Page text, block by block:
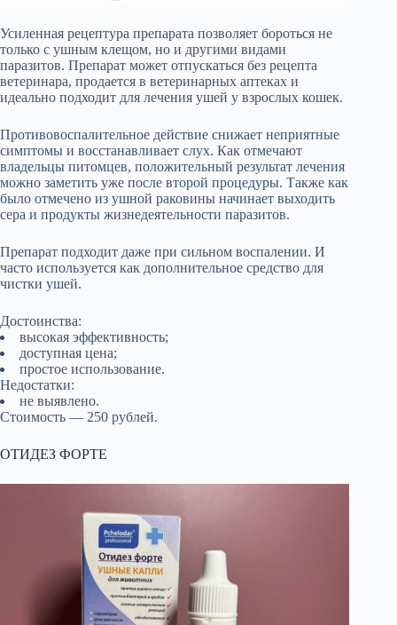
Усиленная рецептура препарата позволяет бороться не
только с ушным клещом, но и другими видами
паразитов. Препарат может отпускаться без рецепта
ветеринара, продается в ветеринарных аптеках и
идеально подходит для лечения ушей у взрослых кошек.
Противовоспалительное действие снижает неприятные
симптомы и восстанавливает слух. Как отмечают
владельцы питомцев, положительный результат лечения
можно заметить уже после второй процедуры. Также как
было отмечено из ушной раковины начинает выходить
сера и продукты жизнедеятельности паразитов.
Препарат подходит даже при сильном воспалении. И
часто используется как дополнительное средство для
чистки ушей.
Достоинства:
высокая эффективность;
доступная цена;
простое использование.
Недостатки:
не выявлено.
Стоимость — 250 рублей.
ОТИДЕЗ ФОРТЕ